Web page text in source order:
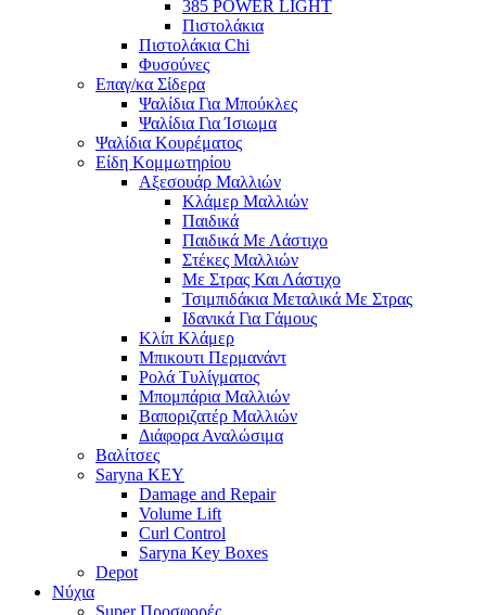
385 POWER LIGHT
Πιστολάκια
Πιστολάκια Chi
Φυσούνες
Επαγ/κα Σίδερα
Ψαλίδια Για Μπούκλες
Ψαλίδια Για Ίσιωμα
Ψαλίδια Κουρέματος
Είδη Κομμωτηρίου
Αξεσουάρ Μαλλιών
Κλάμερ Μαλλιών
Παιδικά
Παιδικά Με Λάστιχο
Στέκες Μαλλιών
Με Στρας Και Λάστιχο
Τσιμπιδάκια Μεταλικά Με Στρας
Ιδανικά Για Γάμους
Κλίπ Κλάμερ
Μπικουτι Περμανάντ
Ρολά Τυλίγματος
Μπομπάρια Μαλλιών
Βαποριζατέρ Μαλλιών
Διάφορα Αναλώσιμα
Βαλίτσες
Saryna KEY
Damage and Repair
Volume Lift
Curl Control
Saryna Key Boxes
Depot
Νύχια
Super Προσφορές